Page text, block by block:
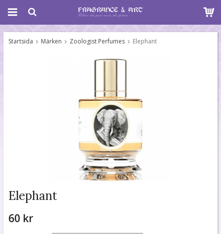
Startsida Märken Zoologist Perfumes Elephant
Elephant
60 kr